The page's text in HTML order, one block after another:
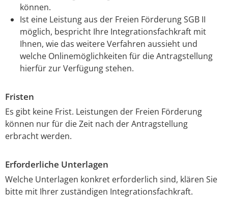
können.
Ist eine Leistung aus der Freien Förderung SGB II
möglich, bespricht Ihre Integrationsfachkraft mit
Ihnen, wie das weitere Verfahren aussieht und
welche Onlinemöglichkeiten für die Antragstellung
hierfür zur Verfügung stehen.
Fristen
Es gibt keine Frist. Leistungen der Freien Förderung
können nur für die Zeit nach der Antragstellung
erbracht werden.
Erforderliche Unterlagen
Welche Unterlagen konkret erforderlich sind, klären Sie
bitte mit Ihrer zuständigen Integrationsfachkraft.